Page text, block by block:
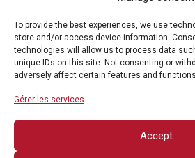
To provide the best experiences, we use
store and/or access device information.
technologies will allow us to process data
unique IDs on this site. Not consenting or
adversely affect certain features and
Gérer les services
Accept